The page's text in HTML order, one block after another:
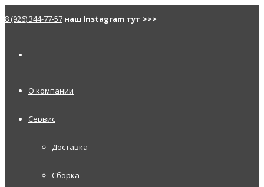
8 (926) 344-77-57 наш Instagram тут >>>
О компании
Сервис
Доставка
Сборка